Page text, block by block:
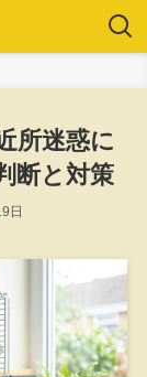
所迷惑に
断と対策
日